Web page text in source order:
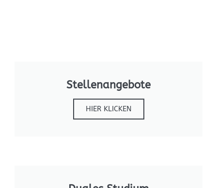
Stellenangebote
HIER KLICKEN